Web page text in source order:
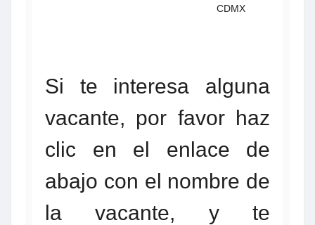
CDMX
Si te interesa alguna
vacante, por favor haz
clic en el enlace de
abajo con el nombre de
la vacante, y te